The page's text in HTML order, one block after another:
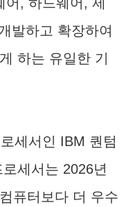
발하고 확장하여
하는 유일한 기
세서인 IBM 퀀텀
세서는 2026년
퓨터보다 더 우수